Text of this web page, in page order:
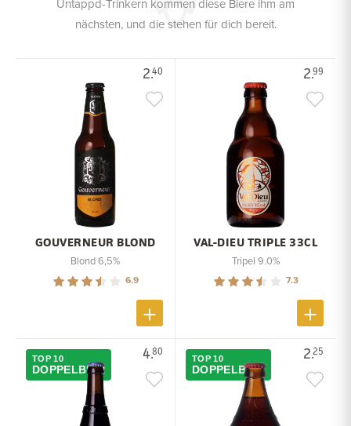
Untappd-Trinkern kommen diese Biere ihm am
nächsten, und die stehen für dich bereit.
2.40
GOUVERNEUR BLOND
Blond 6,5%
6.9
2.99
VAL-DIEU TRIPLE 33CL
Tripel 9.0%
7.3
4.80
TOP 10
DOPPELBIER
2.25
TOP 10
DOPPELBIER